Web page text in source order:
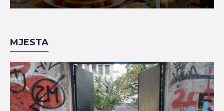
MJESTA